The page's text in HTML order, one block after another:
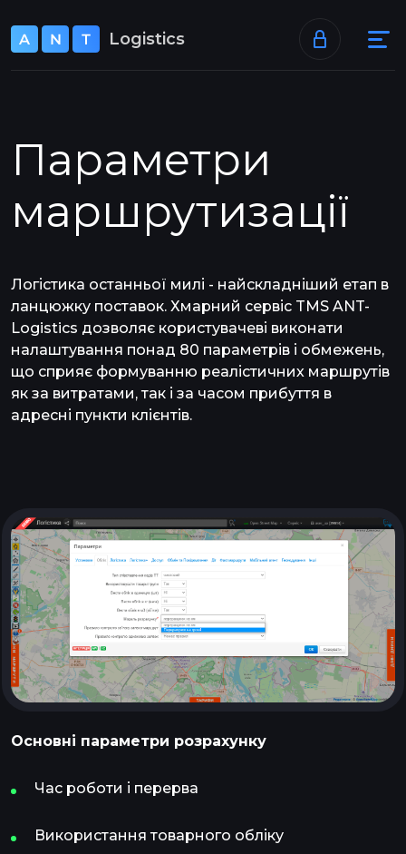
Logistics
+38 073 520 40 46
Параметри
маршрутизації
Логістика останньої милі - найскладніший етап в
ланцюжку поставок. Хмарний сервіс TMS ANT-
Logistics дозволяє користувачеві виконати
налаштування понад 80 параметрів і обмежень,
що сприяє формуванню реалістичних маршрутів
як за витратами, так і за часом прибуття в
адресні пункти клієнтів.
Основні параметри розрахунку
Час роботи і перерва
Використання товарного обліку